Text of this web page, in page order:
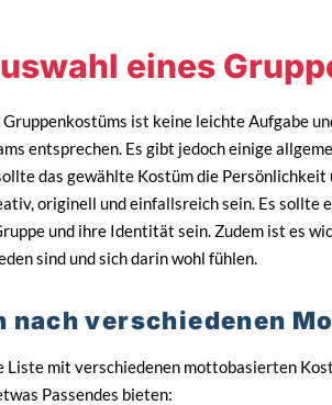
eines
Gruppenkostüms ist keine leichte Aufgabe
entsprechen. Es gibt jedoch einige
das gewählte Kostüm die Persönlichkeit
originell und einfallsreich sein. Es sollte
und ihre Identität sein. Zudem ist es
sind und sich darin wohl fühlen.
nach verschiedenen
Liste mit verschiedenen mottobasierten
Passendes bieten: